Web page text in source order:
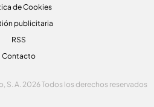
de Cookies
publicitaria
RSS
Contacto
S. A. 2026 Todos los derechos reservados